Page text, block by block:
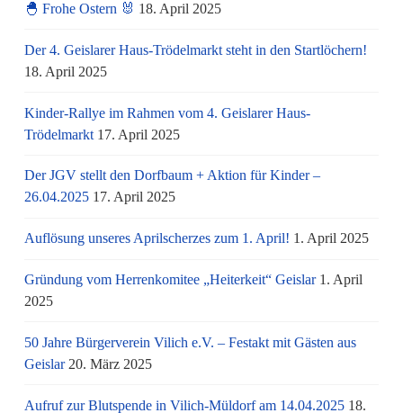
🐣 Frohe Ostern 🐰 18. April 2025
Der 4. Geislarer Haus-Trödelmarkt steht in den Startlöchern!
18. April 2025
Kinder-Rallye im Rahmen vom 4. Geislarer Haus-
Trödelmarkt 17. April 2025
Der JGV stellt den Dorfbaum + Aktion für Kinder –
26.04.2025 17. April 2025
Auflösung unseres Aprilscherzes zum 1. April! 1. April 2025
Gründung vom Herrenkomitee „Heiterkeit“ Geislar 1. April
2025
50 Jahre Bürgerverein Vilich e.V. – Festakt mit Gästen aus
Geislar 20. März 2025
Aufruf zur Blutspende in Vilich-Müldorf am 14.04.2025 18.